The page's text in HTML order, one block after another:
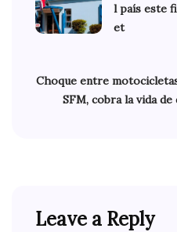
l país este
et
Choque entre
SFM, cobra la vida
Leave a Reply